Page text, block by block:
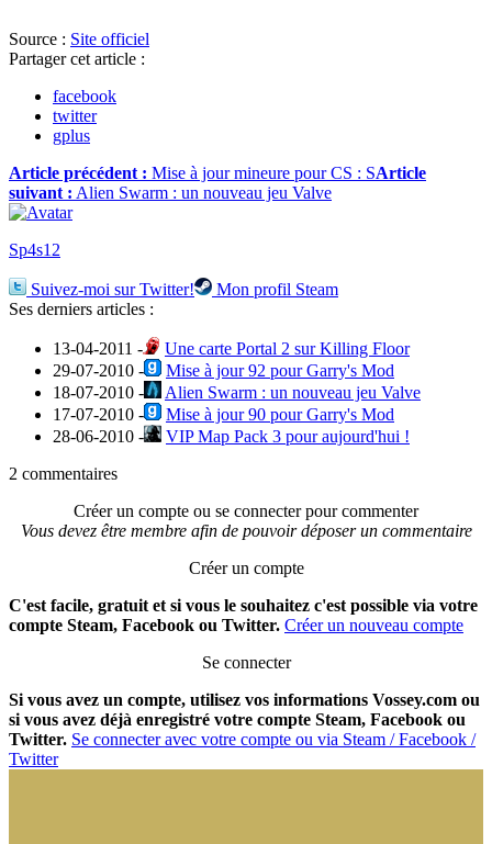
Source : Site officiel
Partager cet article :
facebook
twitter
gplus
Article précédent : Mise à jour mineure pour CS : SArticle
suivant : Alien Swarm : un nouveau jeu Valve
Sp4s12
Suivez-moi sur Twitter!
Mon profil Steam
Ses derniers articles :
13-04-2011 -
Une carte Portal 2 sur Killing Floor
29-07-2010 -
Mise à jour 92 pour Garry's Mod
18-07-2010 -
Alien Swarm : un nouveau jeu Valve
17-07-2010 -
Mise à jour 90 pour Garry's Mod
28-06-2010 -
VIP Map Pack 3 pour aujourd'hui !
2 commentaires
Créer un compte ou se connecter pour commenter
Vous devez être membre afin de pouvoir déposer un commentaire
Créer un compte
C'est facile, gratuit et si vous le souhaitez c'est possible via votre
compte Steam, Facebook ou Twitter. Créer un nouveau compte
Se connecter
Si vous avez un compte, utilisez vos informations Vossey.com ou
si vous avez déjà enregistré votre compte Steam, Facebook ou
Twitter. Se connecter avec votre compte ou via Steam / Facebook /
Twitter